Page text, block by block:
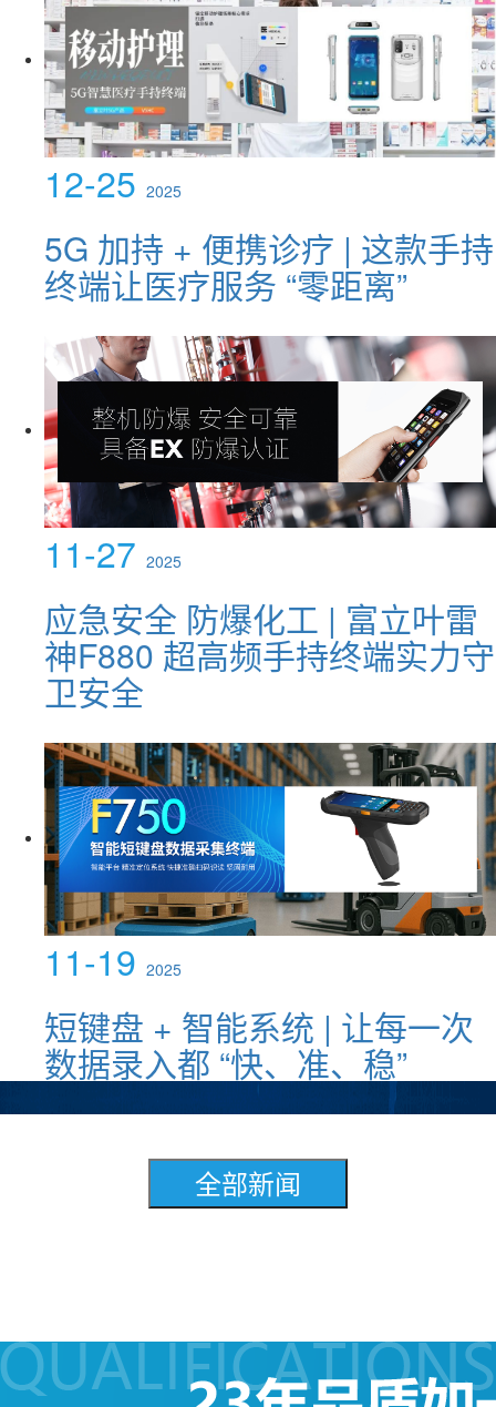
12-25 2025
5G 加持 + 便携诊疗 | 这款手持
终端让医疗服务 “零距离”
11-27 2025
应急安全 防爆化工 | 富立叶雷
神F880 超高频手持终端实力守
卫安全
11-19 2025
短键盘 + 智能系统 | 让每一次
数据录入都 “快、准、稳”
全部新闻